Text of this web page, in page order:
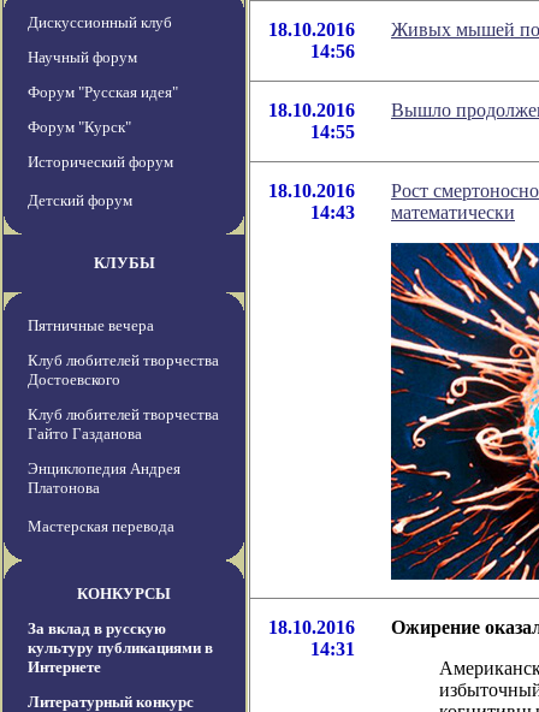
Дискуссионный клуб
Научный форум
Форум "Русская идея"
Форум "Курск"
Исторический форум
Детский форум
КЛУБЫ
Пятничные вечера
Клуб любителей творчества
Достоевского
Клуб любителей творчества
Гайто Газданова
Энциклопедия Андрея
Платонова
Мастерская перевода
КОНКУРСЫ
За вклад в русскую
культуру публикациями в
Интернете
Литературный конкурс
18.10.2016
14:56
Живых мышей
18.10.2016
14:55
Вышло
18.10.2016
14:43
Рост
математически
18.10.2016
14:31
Ожирение